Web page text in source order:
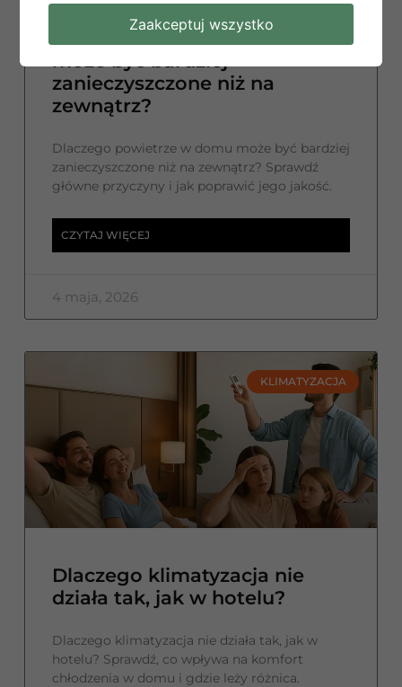
Dlaczego powietrze w domu
zanieczyszczone niż na
zewnątrz?
Dlaczego powietrze w domu może być bardziej
zanieczyszczone niż na zewnątrz? Sprawdź
główne przyczyny i jak poprawić jego jakość.
CZYTAJ WIĘCEJ
4 maja, 2026
KLIMATYZACJA
Dlaczego klimatyzacja nie
działa tak, jak w hotelu?
Dlaczego klimatyzacja nie działa tak, jak w
hotelu? Sprawdź, co wpływa na komfort
chłodzenia w domu i gdzie leży różnica.
Zaakceptuj wszystko